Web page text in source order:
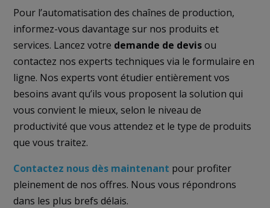
Pour l’automatisation des chaînes de production,
informez-vous davantage sur nos produits et
services. Lancez votre demande de devisou
contactez nos experts techniques via le formulaire en
ligne. Nos experts vont étudier entièrement vos
besoins avant qu’ils vous proposent la solution qui
vous convient le mieux, selon le niveau de
productivité que vous attendez et le type de produits
que vous traitez.
Contactez nous dès maintenant pour profiter
pleinement de nos offres. Nous vous répondrons
dans les plus brefs délais.